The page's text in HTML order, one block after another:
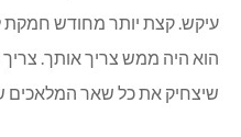
עיקש. קצת יותר מחודש חמקת
הוא היה ממש צריך אותך.
שיצחיק את כל שאר המלאכים